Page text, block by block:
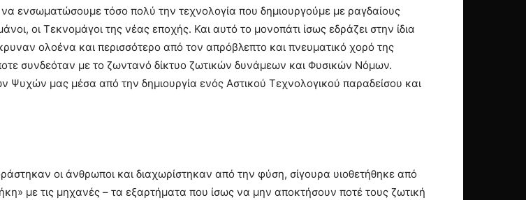
ενσωματώσουμε τόσο πολύ την τεχνολογία που δημιουργούμε με ραγδαίους
οι Τεκνομάγοι της νέας εποχής. Και αυτό το μονοπάτι ίσως εδράζει στην ίδια
ολοένα και περισσότερο από τον απρόβλεπτο και πνευματικό χορό της
συνδεόταν με το ζωντανό δίκτυο ζωτικών δυνάμεων και Φυσικών Νόμων.
μας μέσα από την δημιουργία ενός Αστικού Τεχνολογικού παραδείσου και
οι άνθρωποι και διαχωρίστηκαν από την φύση, σίγουρα υιοθετήθηκε από
με τις μηχανές – τα εξαρτήματα που ίσως να μην αποκτήσουν ποτέ τους ζωτική